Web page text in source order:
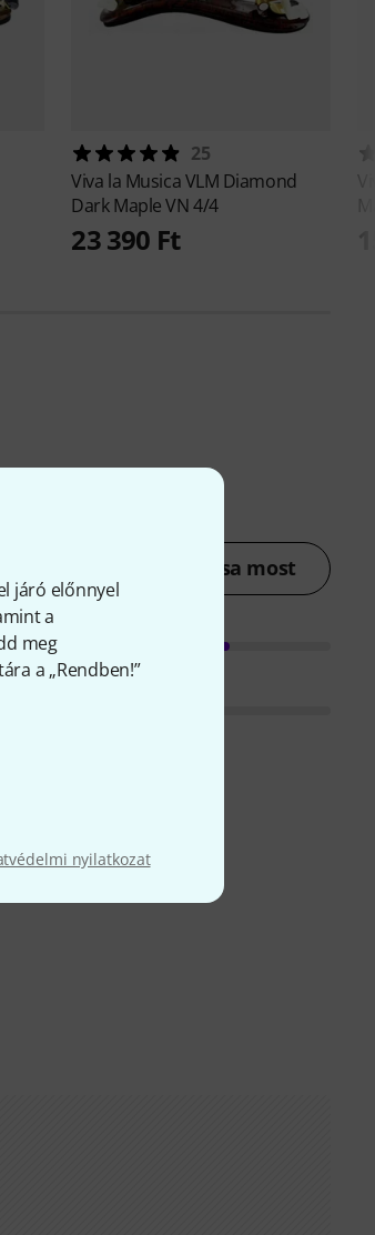
járó előnnyel
a
meg
a „Rendben!”
nyilatkozat
25
Viva la MusicaVLM Diamond
Dark Maple VN 4/4
23 390 Ft
Értékelés leadása most